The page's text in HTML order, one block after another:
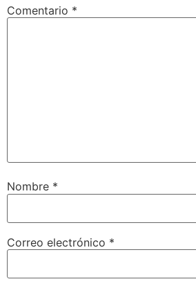
Comentario *
Nombre *
Correo electrónico *